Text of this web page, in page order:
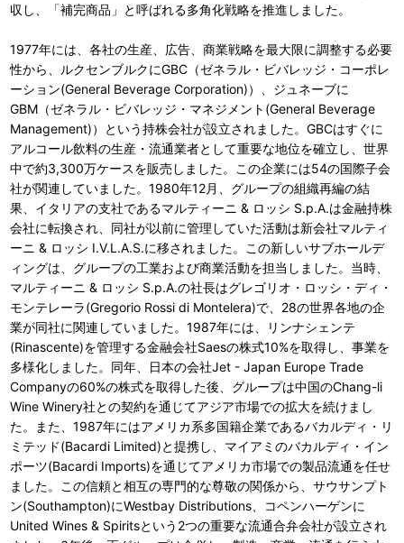
収し、「補完商品」と呼ばれる多角化戦略を推進しました。
1977年には、各社の生産、広告、商業戦略を最大限に調整する必要
性から、ルクセンブルクにGBC（ゼネラル・ビバレッジ・コーポレ
ーション(General Beverage Corporation)）、ジュネーブに
GBM（ゼネラル・ビバレッジ・マネジメント(General Beverage
Management)）という持株会社が設立されました。GBCはすぐに
アルコール飲料の生産・流通業者として重要な地位を確立し、世界
中で約3,300万ケースを販売しました。この企業には54の国際子会
社が関連していました。1980年12月、グループの組織再編の結
果、イタリアの支社であるマルティーニ & ロッシ S.p.A.は金融持株
会社に転換され、同社が以前に管理していた活動は新会社マルティ
ーニ & ロッシ I.V.L.A.S.に移されました。この新しいサブホールデ
ィングは、グループの工業および商業活動を担当しました。当時、
マルティーニ & ロッシ S.p.A.の社長はグレゴリオ・ロッシ・ディ・
モンテレーラ(Gregorio Rossi di Montelera)で、28の世界各地の企
業が同社に関連していました。1987年には、リンナシェンテ
(Rinascente)を管理する金融会社Saesの株式10%を取得し、事業を
多様化しました。同年、日本の会社Jet - Japan Europe Trade
Companyの60%の株式を取得した後、グループは中国のChang-li
Wine Winery社との契約を通じてアジア市場での拡大を続けまし
た。また、1987年にはアメリカ系多国籍企業であるバカルディ・リ
ミテッド(Bacardi Limited)と提携し、マイアミのバカルディ・イン
ポーツ(Bacardi Imports)を通じてアメリカ市場での製品流通を任せ
ました。この信頼と相互の専門的な尊敬の関係から、サウサンプト
ン(Southampton)にWestbay Distributions、コペンハーゲンに
United Wines & Spiritsという2つの重要な流通合弁会社が設立され